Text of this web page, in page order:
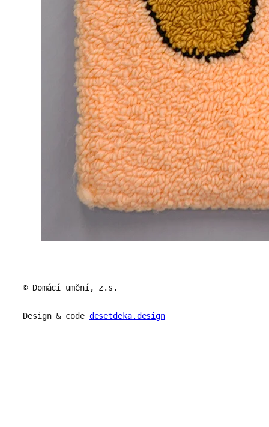
© Domácí umění, z.s.
Design & code desetdeka.design